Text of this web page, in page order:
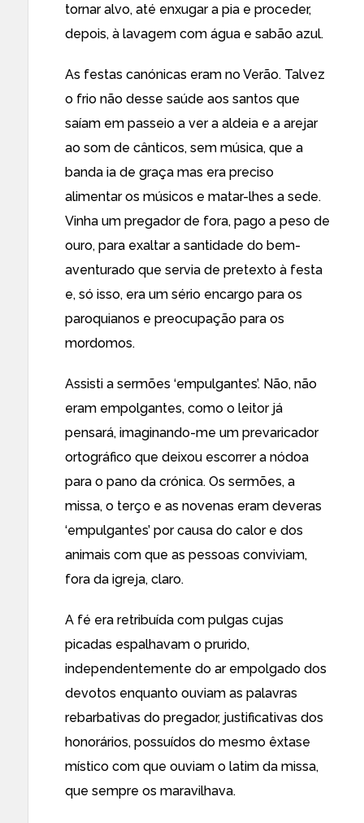
tornar alvo, até enxugar a pia e proceder,
depois, à lavagem com água e sabão azul.
As festas canónicas eram no Verão. Talvez
o frio não desse saúde aos santos que
saíam em passeio a ver a aldeia e a arejar
ao som de cânticos, sem música, que a
banda ia de graça mas era preciso
alimentar os músicos e matar-lhes a sede.
Vinha um pregador de fora, pago a peso de
ouro, para exaltar a santidade do bem-
aventurado que servia de pretexto à festa
e, só isso, era um sério encargo para os
paroquianos e preocupação para os
mordomos.
Assisti a sermões ‘empulgantes’. Não, não
eram empolgantes, como o leitor já
pensará, imaginando-me um prevaricador
ortográfico que deixou escorrer a nódoa
para o pano da crónica. Os sermões, a
missa, o terço e as novenas eram deveras
‘empulgantes’ por causa do calor e dos
animais com que as pessoas conviviam,
fora da igreja, claro.
A fé era retribuída com pulgas cujas
picadas espalhavam o prurido,
independentemente do ar empolgado dos
devotos enquanto ouviam as palavras
rebarbativas do pregador, justificativas dos
honorários, possuídos do mesmo êxtase
místico com que ouviam o latim da missa,
que sempre os maravilhava.